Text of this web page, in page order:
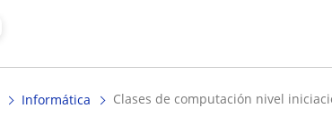
Informática clases de computación nivel